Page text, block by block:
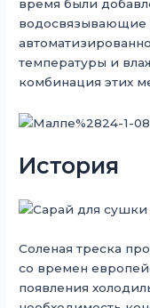
время были
водосвязывающие
температуры и
комбинация этих
История
Соленая треска
со времен
появления